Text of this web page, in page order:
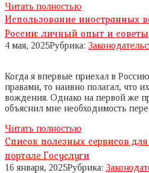
Читать полностью
Использование иностранных
России: личный опыт и советы
4 мая, 2025Рубрика:
Когда я впервые приехал в
правами, то наивно полагал, что
вождения. Однако на первой же
объяснил мне необходимость
Читать полностью
Список полезных сервисов
портале Госуслуги
16 января, 2025Рубрика: